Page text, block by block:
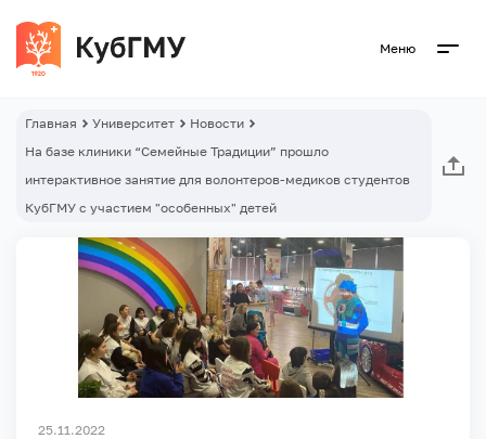
Меню
Главная Университет
Новости
На базе клиники “Семейные Традиции” прошло
интерактивное занятие для волонтеров-медиков студентов
КубГМУ с участием "особенных" детей
25.11.2022